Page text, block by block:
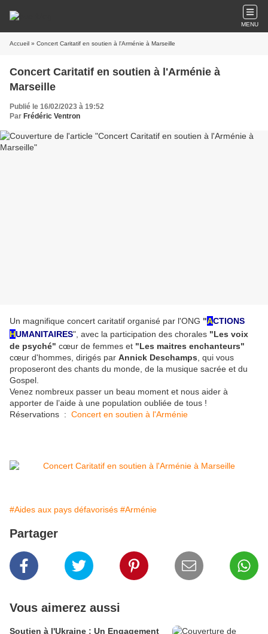
MENU
Accueil » Concert Caritatif en soutien à l'Arménie à Marseille
Concert Caritatif en soutien à l'Arménie à
Marseille
Publié le 16/02/2023 à 19:52
Par Frédéric Ventron
Un magnifique concert caritatif organisé par l'ONG "ACTIONS
HUMANITAIRES" , avec la participation des chorales "Les voix
de psyché" cœur de femmes et "Les maitres enchanteurs"
cœur d'hommes, dirigés par Annick Deschamps , qui vous
proposeront des chants du monde, de la musique sacrée et du
Gospel.
Venez nombreux passer un beau moment et nous aider à
apporter de l’aide à une population oubliée de tous !
Réservations : Concert en soutien à l'Arménie
#Aides aux pays défavorisés #Arménie
Partager
Vous aimerez aussi
Soutien à l'Ukraine : Un Engagement